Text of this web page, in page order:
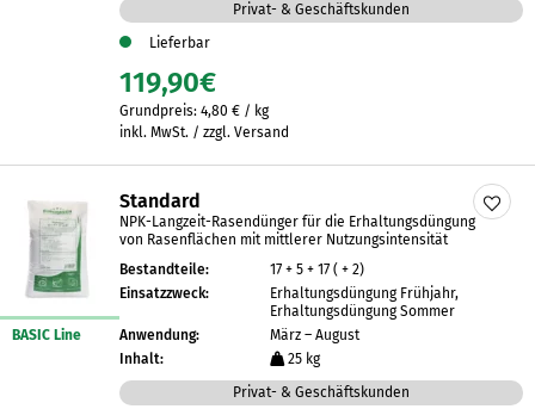
Privat- & Geschäftskunden
Lieferbar
119,90€
Grundpreis: 4,80 € / kg
inkl. MwSt. / zzgl. Versand
BASIC Line
Standard
NPK-Langzeit-Rasendünger für die Erhaltungsdüngung
von Rasenflächen mit mittlerer Nutzungsintensität
Bestandteile:
17 + 5 + 17 ( + 2)
Einsatzzweck:
Erhaltungsdüngung Frühjahr,
Erhaltungsdüngung Sommer
Anwendung:
März – August
Inhalt:
25 kg
Privat- & Geschäftskunden